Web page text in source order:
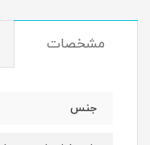
مشخصات
جنس